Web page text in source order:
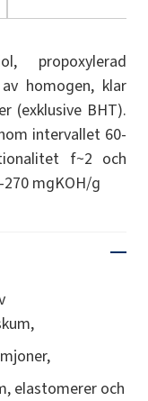
homogen, klar
(exklusive BHT).
intervallet 60-
f~2 och
mgKOH/g
elastomerer och